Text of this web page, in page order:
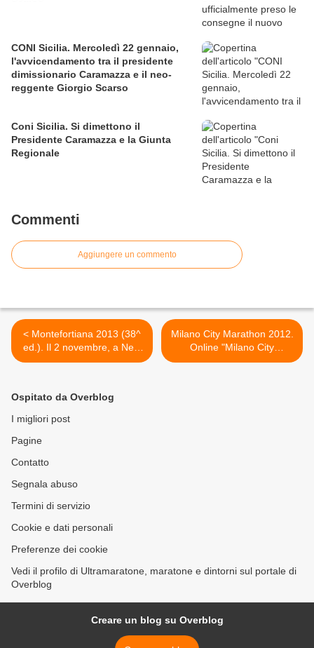
CONI Sicilia. Mercoledì 22 gennaio,
l'avvicendamento tra il presidente
dimissionario Caramazza e il neo-
reggente Giorgio Scarso
Coni Sicilia. Si dimettono il
Presidente Caramazza e la Giunta
Regionale
Commenti
Aggiungere un commento
< Montefortiana 2013 (38^
ed.). Il 2 novembre, a New
York, un ricevimento con
Milano City Marathon 2012.
Online "Milano City
Marathon - The film >
Ospitato da Overblog
I migliori post
Pagine
Contatto
Segnala abuso
Termini di servizio
Cookie e dati personali
Preferenze dei cookie
Vedi il profilo di Ultramaratone, maratone e dintorni sul portale di
Overblog
Creare un blog su Overblog